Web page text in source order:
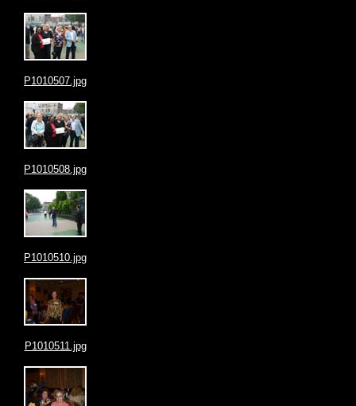
P1010507.jpg
P1010508.jpg
P1010510.jpg
P1010511.jpg